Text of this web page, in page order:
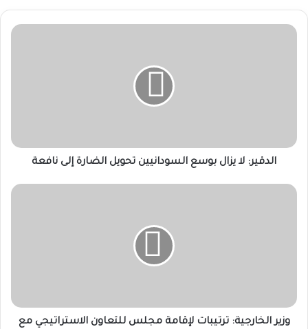
الدقير:
نافعة
الدقير: لا يزال بوسع السودانيين تحويل الضارة إلى نافعة
وزير
السعودية
وزير الخارجية: ترتيبات لإقامة مجلس للتعاون الاستراتيجي مع